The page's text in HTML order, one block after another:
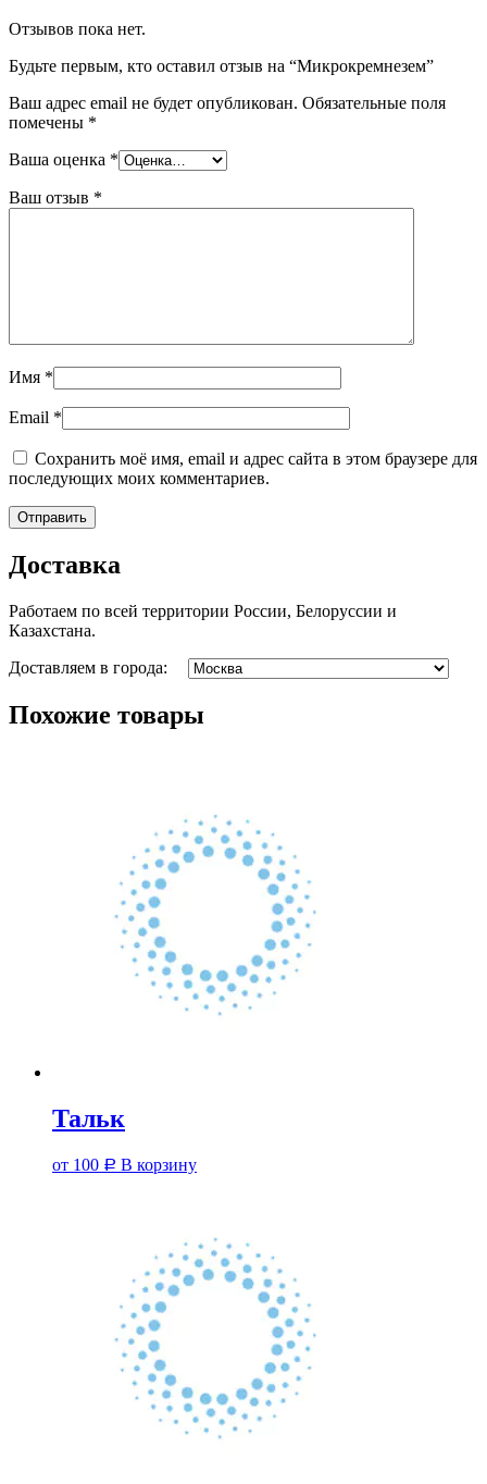
Отзывов пока нет.
Будьте первым, кто оставил отзыв на “Микрокремнезем”
Ваш адрес email не будет опубликован. Обязательные поля
помечены *
Ваша оценка *
Ваш отзыв *
Имя *
Email *
Сохранить моё имя, email и адрес сайта в этом браузере для
последующих моих комментариев.
Доставка
Работаем по всей территории России, Белоруссии и
Казахстана.
Доставляем в города:
Похожие товары
Тальк
от 100 Р В корзину